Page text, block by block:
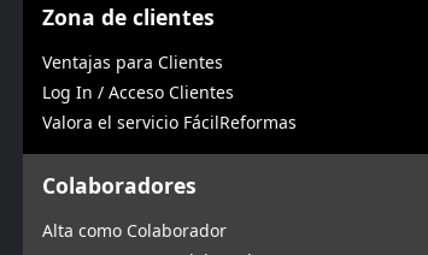
Zona de clientes
Ventajas para Clientes
Log In / Acceso Clientes
Valora el servicio FácilReformas
Colaboradores
Alta como Colaborador